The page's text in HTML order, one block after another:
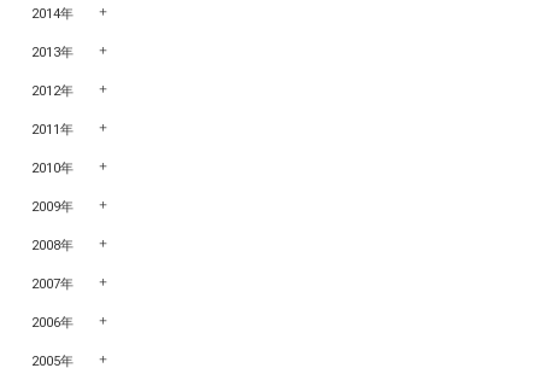
2014年
2013年
2012年
2011年
2010年
2009年
2008年
2007年
2006年
2005年